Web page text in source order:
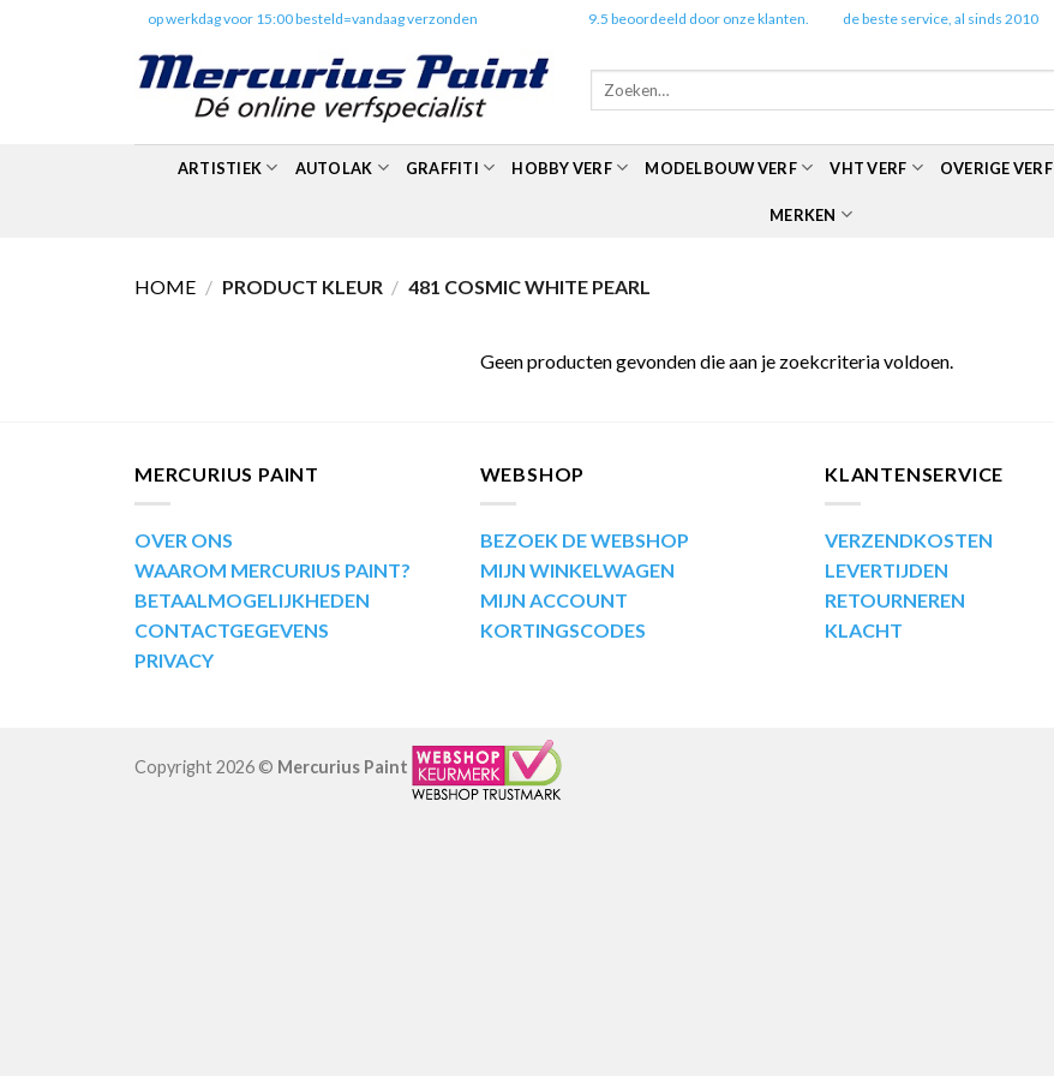
op werkdag voor 15:00 besteld=vandaag verzonden 9.5 beoordeeld door onze klanten. de beste service, al sinds 2010
Zoeken
ARTISTIEK AUTOLAK GRAFFITI HOBBY VERF MODELBOUW VERF VHT VERF OVERIGE VERF
MERKEN
HOME / PRODUCT KLEUR / 481 COSMIC WHITE PEARL
Geen producten gevonden die aan je zoekcriteria voldoen.
MERCURIUS PAINT
OVER ONS
WAAROM MERCURIUS PAINT?
BETAALMOGELIJKHEDEN
CONTACTGEGEVENS
PRIVACY
WEBSHOP
BEZOEK DE WEBSHOP
MIJN WINKELWAGEN
MIJN ACCOUNT
KORTINGSCODES
KLANTENSERVICE
VERZENDKOSTEN
LEVERTIJDEN
RETOURNEREN
KLACHT
Copyright 2026 © Mercurius Paint